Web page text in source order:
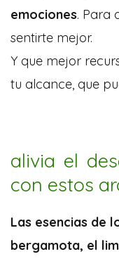
emociones. Para
sentirte mejor.
Y que mejor
tu alcance, que
alivia el
con estos
Las esencias de
bergamota, el